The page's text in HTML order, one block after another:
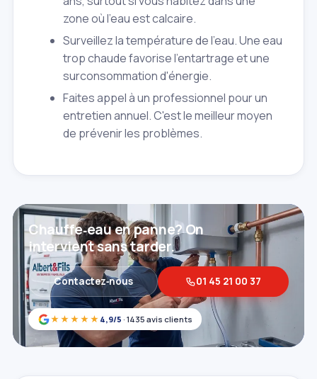
zone où l'eau est calcaire.
Surveillez la température de l'eau. Une eau
trop chaude favorise l'entartrage et une
surconsommation d'énergie.
Faites appel à un professionnel pour un
entretien annuel. C'est le meilleur moyen
de prévenir les problèmes.
★★★★★ 4,9/5 · 1435 avis clients
Chauffe‑eau en panne? On
intervient sans tarder.
Contactez‑nous 01 45 21 00 37